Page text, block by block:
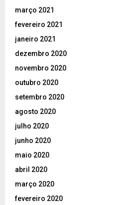
março 2021
fevereiro 2021
janeiro 2021
dezembro 2020
novembro 2020
outubro 2020
setembro 2020
agosto 2020
julho 2020
junho 2020
maio 2020
abril 2020
março 2020
fevereiro 2020